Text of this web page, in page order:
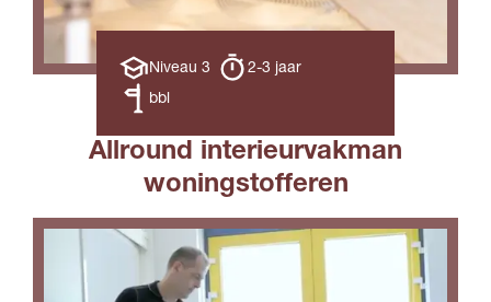
Opleiding
Niveau 3
Opleiding
duur
2-3 jaar
Leerweg
bbl
Allround interieurvakman
woningstofferen